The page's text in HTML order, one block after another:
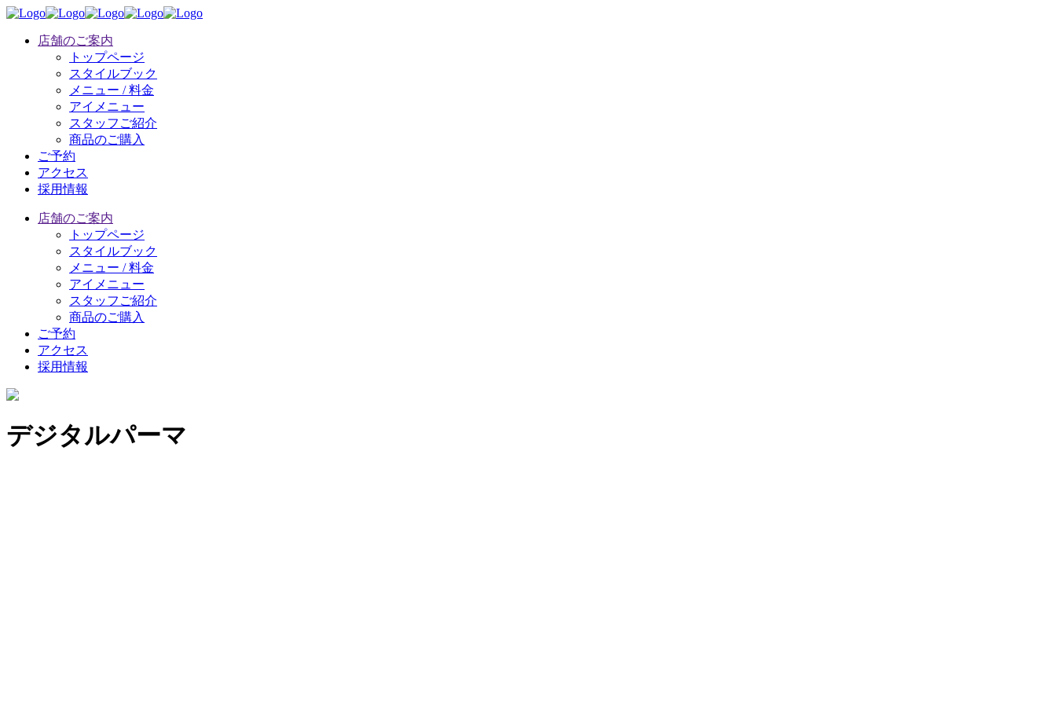
店舗のご案内
トップページ
スタイルブック
メニュー / 料金
アイメニュー
スタッフご紹介
商品のご購入
ご予約
アクセス
採用情報
店舗のご案内
トップページ
スタイルブック
メニュー / 料金
アイメニュー
スタッフご紹介
商品のご購入
ご予約
アクセス
採用情報
デジタルパーマ